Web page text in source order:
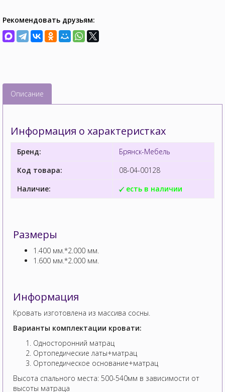
Рекомендовать друзьям:
Описание
Информация о характеристках
Бренд:
Брянск-Мебель
Код товара:
08-04-00128
Наличие:
есть в наличии
Размеры
1.400 мм.*2.000 мм.
1.600 мм.*2.000 мм.
Информация
Кровать изготовлена из массива сосны.
Варианты комплектации кровати:
Односторонний матрац
Ортопедические латы+матрац
Ортопедическое основание+матрац
Высота спального места: 500-540мм в зависимости от
высоты матраца